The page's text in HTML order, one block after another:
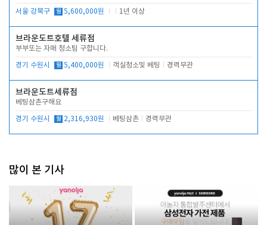
서울 강북구 월 5,600,000원 1년 이상
브라운도트호텔 세류점
부부또는 자매 청소팀 구합니다.
경기 수원시 월 5,400,000원 객실청소및 베팅 경력무관
브라운도트세류점
베팅삼촌구해요
경기 수원시 월 2,316,930원 베팅삼촌 경력무관
많이 본 기사